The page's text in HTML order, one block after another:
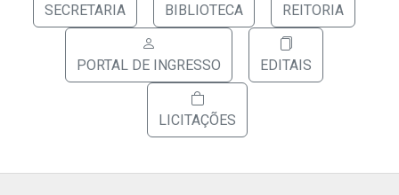
SECRETARIA BIBLIOTECA REITORIA
PORTAL DE INGRESSO EDITAIS
LICITAÇÕES